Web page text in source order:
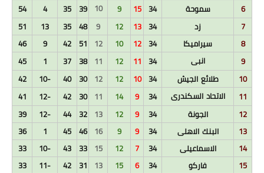
6
سموحة 34
15
9
10
39
35
4
54
7
زد 34
13
12
9
48
35
13
51
8
سيراميكا 34
12
10
12
51
42
9
46
9
انبى 34
11
12
11
38
37
1
45
10
طلائع الجيش 34
10
12
12
30
40
-10
42
11
الاتحاد السكندرى 34
9
14
11
30
42
-12
41
12
الجونة 34
9
12
13
32
44
-12
39
13
البنك الاهلى 34
9
9
16
46
45
1
36
14
الاسماعيلى 34
7
12
15
33
43
-10
33
15
فاركو 34
6
15
13
31
42
-11
33